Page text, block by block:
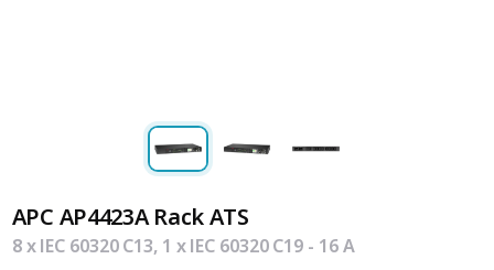
APC AP4423A Rack ATS
8 x IEC 60320 C13, 1 x IEC 60320 C19 - 16 A